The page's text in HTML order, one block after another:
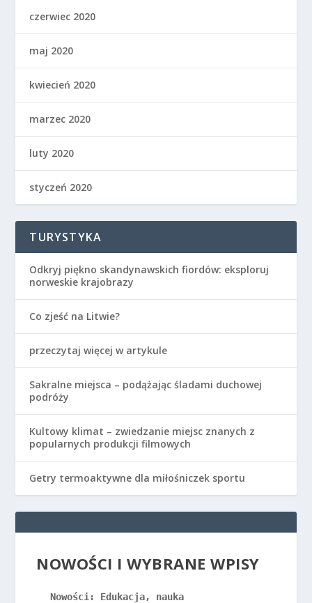
czerwiec 2020
maj 2020
kwiecień 2020
marzec 2020
luty 2020
styczeń 2020
TURYSTYKA
Odkryj piękno skandynawskich fiordów: eksploruj
norweskie krajobrazy
Co zjeść na Litwie?
przeczytaj więcej w artykule
Sakralne miejsca – podążając śladami duchowej
podróży
Kultowy klimat – zwiedzanie miejsc znanych z
popularnych produkcji filmowych
Getry termoaktywne dla miłośniczek sportu
NOWOŚCI I WYBRANE WPISY
Nowości: Edukacja, nauka